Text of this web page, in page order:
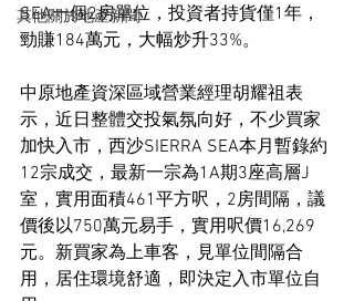
其他關於地產新聞
SEA一個2房單位，投資者持貨僅1年，
勁賺184萬元，大幅炒升33%。
中原地產資深區域營業經理胡耀祖表
示，近日整體交投氣氛向好，不少買家
加快入市，西沙SIERRA SEA本月暫錄約
12宗成交，最新一宗為1A期3座高層J
室，實用面積461平方呎，2房間隔，議
價後以750萬元易手，實用呎價16,269
元。新買家為上車客，見單位間隔合
用，居住環境舒適，即決定入市單位自